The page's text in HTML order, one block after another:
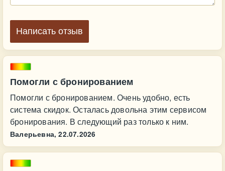
Помогли с бронированием
Помогли с бронированием. Очень удобно, есть
система скидок. Осталась довольна этим сервисом
бронирования. В следующий раз только к ним.
Валерьевна, 22.07.2026
Написать отзыв